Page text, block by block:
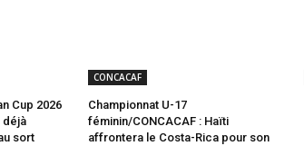
Cup 2026
déjà
sort
CONCACAF
Championnat U-17
féminin/CONCACAF : Haïti
affrontera le Costa-Rica pour son